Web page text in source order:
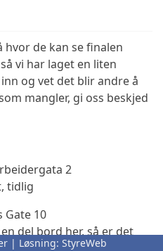
de kan se finalen
vi har laget en liten
og vet det blir andre å
mangler, gi oss beskjed
2
tidlig
Gate 10
del bord her, så er det
| Løsning: StyreWeb